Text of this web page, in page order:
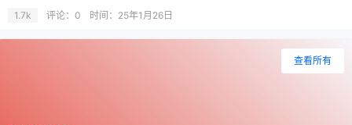
1.7k 评论：0 时间： 25年1月26日
查看所有